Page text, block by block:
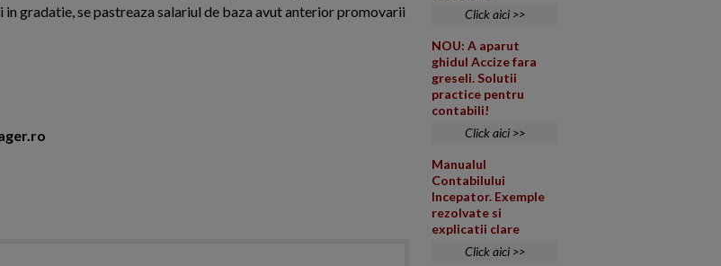
gradatie, se pastreaza salariul de baza avut anterior promovarii
Click aici >>
NOU: A aparut
ghidul Accize fara
greseli. Solutii
practice pentru
contabili!
Click aici >>
Manualul
Contabilului
Incepator. Exemple
rezolvate si
explicatii clare
Click aici >>